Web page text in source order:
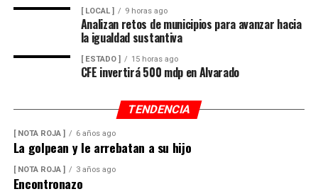
[ LOCAL ] 9 horas ago
Analizan retos de municipios para avanzar hacia
la igualdad sustantiva
[ ESTADO ] 15 horas ago
CFE invertirá 500 mdp en Alvarado
TENDENCIA
[ NOTA ROJA ] 6 años ago
La golpean y le arrebatan a su hijo
[ NOTA ROJA ] 3 años ago
Encontronazo